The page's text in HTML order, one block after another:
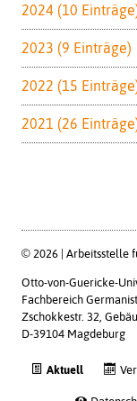
2024 (10
2023 (9 Einträge)
2022 (15
2021 (26
© 2026 | Arbeitsstelle
Otto-von-Guericke-
Fachbereich
Zschokkestr. 32,
D-39104 Magdeburg
Aktuell